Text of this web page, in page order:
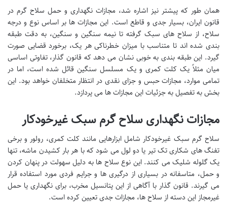
همان طور که پیشتر نیز اشاره شد، مجازات نگهداری و حمل سلاح گرم در
قانون ایران، بسیار جدی و قاطع است. این مجازات ها بر اساس نوع و درجه
سلاح، از سلاح های سبک گرفته تا نیمه سنگین و سنگین، به دقت طبقه
بندی شده اند تا متناسب با میزان خطرناکی هر یک، برخورد قضایی صورت
گیرد. این طبقه بندی به خوبی نشان می دهد که قانون گذار، تفاوتی اساسی
میان مثلاً یک کلت کمری و یک مسلسل سنگین قائل شده است، اما در
تمامی موارد، مجازات حبس و جزای نقدی در انتظار متخلفان خواهد بود. این
بخش به تفصیل به جزئیات این مجازات ها می پردازد.
مجازات نگهداری سلاح گرم سبک غیرخودکار
سلاح گرم سبک غیرخودکار شامل ابزارهایی مانند کلت کمری، رولور و برخی
تفنگ های شکاری تک تیر یا دو لول می شود که با هر بار کشیدن ماشه، تنها
یک گلوله شلیک می کنند. این نوع سلاح ها به دلیل سهولت در پنهان کردن
و حمل، متاسفانه در بسیاری از درگیری ها و جرایم فردی مورد استفاده قرار
می گیرند. قانون گذار با آگاهی از این پتانسیل مخرب، برای نگهداری یا حمل
غیرمجاز این دسته از سلاح ها، مجازات جدی تعیین کرده است.